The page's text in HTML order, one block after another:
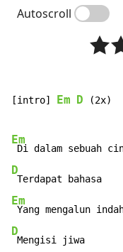
Autoscroll
[intro] Em D (2x)
Em
D
Em
D
Mengisi jiwa